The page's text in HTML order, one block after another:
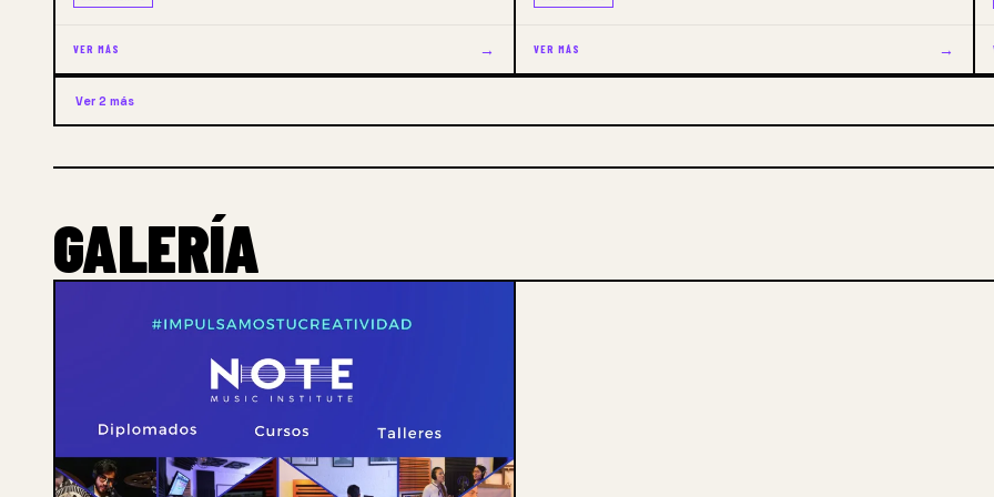
VER MÁS → VER MÁS →
Ver 2 más
GALERÍA